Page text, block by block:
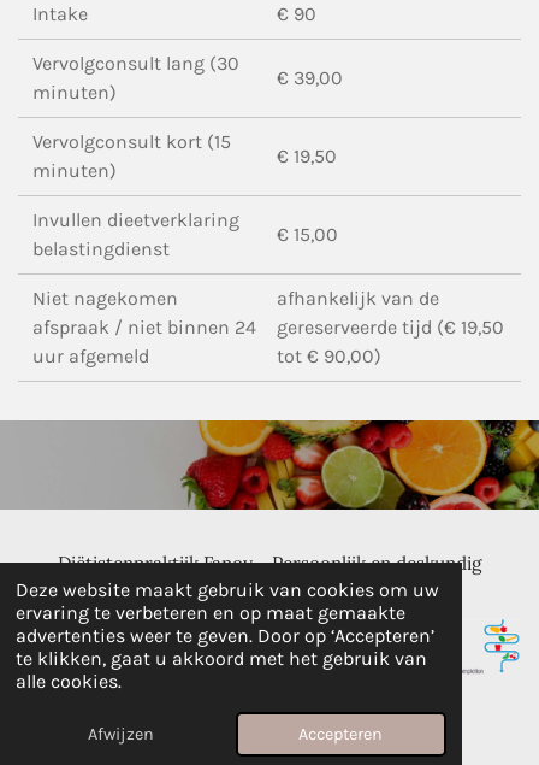
Deze website maakt gebruik van cookies om uw
ervaring te verbeteren en op maat gemaakte
advertenties weer te geven. Door op ‘Accepteren’
te klikken, gaat u akkoord met het gebruik van
alle cookies.
Afwijzen Accepteren
Intake € 90
Vervolgconsult lang (30
minuten)
€ 39,00
Vervolgconsult kort (15
minuten)
€ 19,50
Invullen dieetverklaring
belastingdienst
€ 15,00
Niet nagekomen
afspraak / niet binnen 24
uur afgemeld
afhankelijk van de
gereserveerde tijd (€ 19,50
tot € 90,00)
Diëtistenpraktijk Fanoy - Persoonlijk en deskundig
voedingsadvies - Vlissingen
© 2004 - 2026 Dieetadvisering.nl